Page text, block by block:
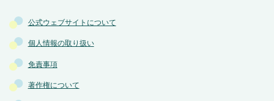
公式ウェブサイトについて
個人情報の取り扱い
免責事項
著作権について